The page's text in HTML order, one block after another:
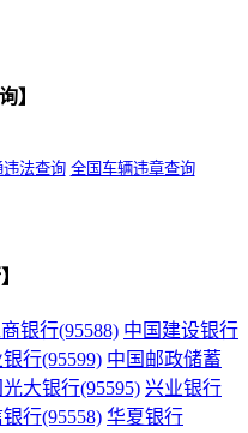
】
法查询 全国车辆违章查询
银行(95588) 中国建设银行
行(95599) 中国邮政储蓄
大银行(95595) 兴业银行
行(95558) 华夏银行